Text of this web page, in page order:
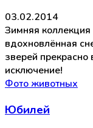
03.02.2014
Зимняя
вдохновлённая
зверей
исключение!
Фото животных
Юбилей